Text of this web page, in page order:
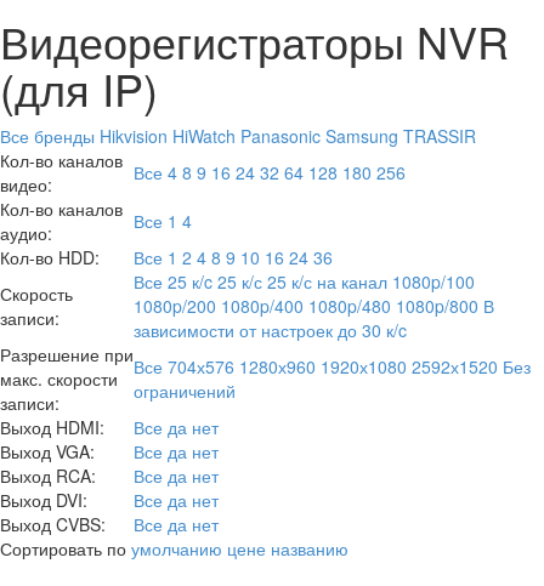
Видеорегистраторы NVR
(для IP)
Все бренды Hikvision HiWatch Panasonic Samsung TRASSIR
Кол-во каналов
видео:
Все 4 8 9 16 24 32 64 128 180 256
Кол-во каналов
аудио:
Все 1 4
Кол-во HDD:
Все 1 2 4 8 9 10 16 24 36
Скорость
записи:
Все 25 к/c 25 к/с 25 к/с на канал 1080p/100
1080p/200 1080p/400 1080p/480 1080p/800 В
зависимости от настроек до 30 к/c
Разрешение при
макс. скорости
записи:
Все 704х576 1280х960 1920х1080 2592х1520 Без
ограничений
Выход HDMI:
Все да нет
Выход VGA:
Все да нет
Выход RCA:
Все да нет
Выход DVI:
Все да нет
Выход CVBS:
Все да нет
Сортировать по умолчанию цене названию